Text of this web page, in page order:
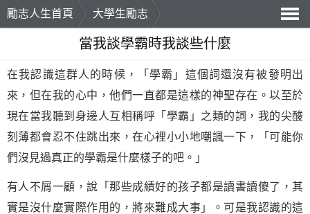
勵志人生首頁
大學生勵志
導
航
當我談學霸時我談些什麼
在我認識這群人的時候，「學霸」這個詞還沒有被發明出
來，但在我的心中，他們一直都是這樣的神聖存在。以至於
現在當我聽到身邊人互相稱呼「學霸」之類的詞，我的尖酸
刻薄都會忍不住跳出來，在心裡小小地嘲諷一下，「可能你
們沒見過真正的學霸是什麼樣子的吧。」
有人不屑一顧，說「那些成績好的孩子都是讀書讀傻了，其
實是沒什麼實際作用的，將來難成大事」。可是我認識的這